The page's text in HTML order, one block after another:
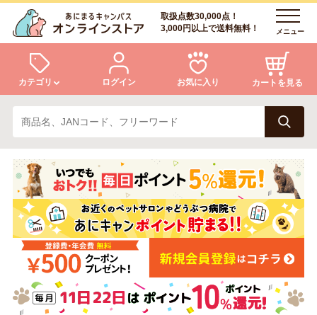
取扱点数30,000点！
3,000円以上で送料無料！
メニュー
カテゴリ
犬 猫
小動物・鳥 アクア・爬虫類・昆虫
ドッグフード キャットフード
美容・ケア用品 服・おさんぽ用品
ログイン お気に入り カートを見る
ログイン
会員登録
あにまるキャンパスについて
アフターサービス
商品リクエスト